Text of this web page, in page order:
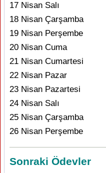
17 Nisan Salı
18 Nisan Çarşamba
19 Nisan Perşembe
20 Nisan Cuma
21 Nisan Cumartesi
22 Nisan Pazar
23 Nisan Pazartesi
24 Nisan Salı
25 Nisan Çarşamba
26 Nisan Perşembe
Sonraki Ödevler